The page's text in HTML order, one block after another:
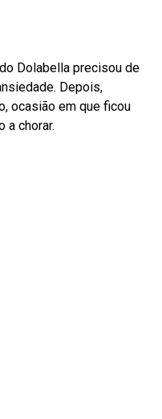
Dolabella precisou de
Depois,
ocasião em que ficou
a chorar.